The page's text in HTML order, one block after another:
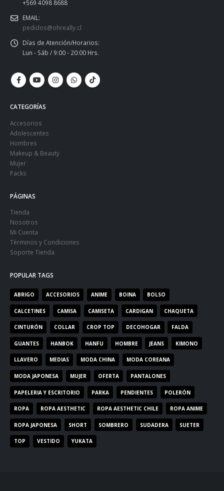
+569 4098 8688
EMAIL:
pedidos@ohreally.cl
Días de Atención/Horarios:
Lun - Sáb / 9:00 - 20:00 Hrs.
CATEGORÍAS
Accesorios
Adolescentes
Hombres
Makeup & Beauty
Mujer
Packs
PÁGINAS
Tienda
Nosotros
Mi Cuenta
Términos y Condiciones
Soporte Tienda
POPULAR TAGS
ABRIGO ACCESORIOS ANIME BOINA BOLSO
CALCETINES CAMISA CAMISETA CARDIGAN CHAQUETA
CINTURÓN COLLAR CROP TOP DECOHOGAR FALDA
GUANTES HANBOK HANFU HOMBRE JEANS KIMONO
LLAVERO MEDIAS MODA CHINA MODA COREANA
MODA JAPONESA MUJER OFERTA PANTALONES
PAPELERIA Y ESCRITORIO PARKA PENDIENTES POLERÓN
ROPA ROPA AESTHETIC ROPA AESTHETIC CHILE ROPA ANIME
ROPA JAPONESA SHORT SOMBRERO SUDADERA SUETER
TOP VESTIDO YUKATA